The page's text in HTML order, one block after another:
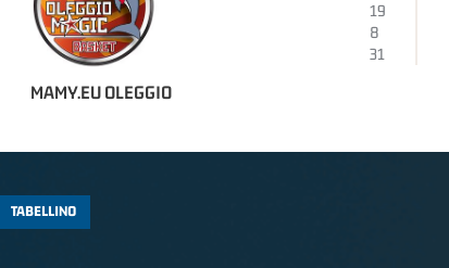
MAMY.EU OLEGGIO
19
8
31
TABELLINO